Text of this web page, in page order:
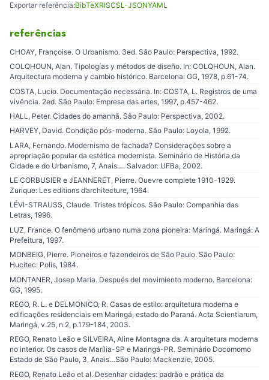
Exportar referência:BibTeXRISCSL-JSONYAML
referências
CHOAY, Françoise. O Urbanismo. 3ed. São Paulo: Perspectiva, 1992.
COLQHOUN, Alan. Tipologías y métodos de diseño. In: COLQHOUN, Alan.
Arquitectura moderna y cambio histórico. Barcelona: GG, 1978, p.61-74.
COSTA, Lucio. Documentação necessária. In: COSTA, L. Registros de uma
vivência. 2ed. São Paulo: Empresa das artes, 1997, p.457-462.
HALL, Peter. Cidades do amanhã. São Paulo: Perspectiva, 2002.
HARVEY, David. Condição pós-moderna. São Paulo: Loyola, 1992.
LARA, Fernando. Modernismo de fachada? Considerações sobre a
apropriação popular da estética modernista. Seminário de História da
Cidade e do Urbanismo, 7, Anais…. Salvador: UFBa, 2002.
LE CORBUSIER e JEANNERET, Pierre. Ouevre complete 1910-1929.
Zurique: Les editions d’architecture, 1964.
LÉVI-STRAUSS, Claude. Tristes trópicos. São Paulo: Companhia das
Letras, 1996.
LUZ, France. O fenômeno urbano numa zona pioneira: Maringá. Maringá: A
Prefeitura, 1997.
MONBEIG, Pierre. Pioneiros e fazendeiros de São Paulo. São Paulo:
Hucitec: Polis, 1984.
MONTANER, Josep Maria. Después del movimiento moderno. Barcelona:
GG, 1995.
REGO, R. L. e DELMONICO, R. Casas de estilo: arquitetura moderna e
edificações residenciais em Maringá, estado do Paraná. Acta Scientiarum,
Maringá, v.25, n.2, p.179-184, 2003.
REGO, Renato Leão e SILVEIRA, Aline Montagna da. A arquitetura moderna
no interior. Os casos de Marília-SP e Maringá-PR. Seminário Docomomo
Estado de São Paulo, 3, Anais…São Paulo: Mackenzie, 2005.
REGO, Renato Leão et al. Desenhar cidades: padrão e prática da